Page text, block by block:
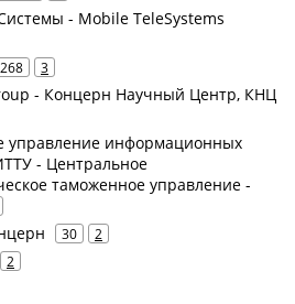
- Mobile TeleSystems
3
- Концерн Научный Центр, КНЦ
управление информационных
- Центральное
таможенное управление -
30 2
2